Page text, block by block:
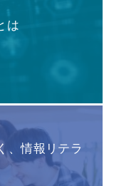
は
、情報リテラ